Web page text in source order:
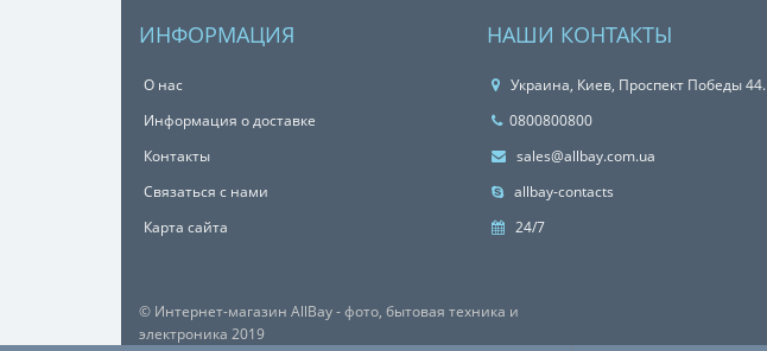
ИНФОРМАЦИЯ
О нас
Информация о доставке
Контакты
Связаться с нами
Карта сайта
НАШИ КОНТАКТЫ
Украина, Киев, Проспект Победы 44.
0800800800
sales@allbay.com.ua
allbay-contacts
24/7
© Интернет-магазин AllBay - фото, бытовая техника и
электроника 2019